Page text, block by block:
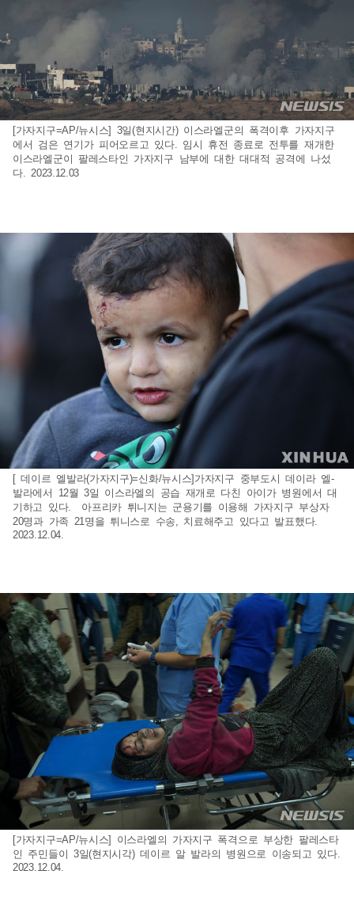
[가자지구=AP/뉴시스] 3일(현지시간) 이스라엘군의 폭격이후 가자지구
에서 검은 연기가 피어오르고 있다. 임시 휴전 종료로 전투를 재개한
이스라엘군이 팔레스타인 가자지구 남부에 대한 대대적 공격에 나섰
다. 2023.12.03
[ 데이르 엘발라(가자지구)=신화/뉴시스]가자지구 중부도시 데이라 엘-
발라에서 12월 3일 이스라엘의 공습 재개로 다친 아이가 병원에서 대
기하고 있다. 아프리카 튀니지는 군용기를 이용해 가자지구 부상자
20명과 가족 21명을 튀니스로 수송, 치료해주고 있다고 발표했다.
2023.12.04.
[가자지구=AP/뉴시스] 이스라엘의 가자지구 폭격으로 부상한 팔레스타
인 주민들이 3일(현지시각) 데이르 알 발라의 병원으로 이송되고 있다.
2023.12.04.